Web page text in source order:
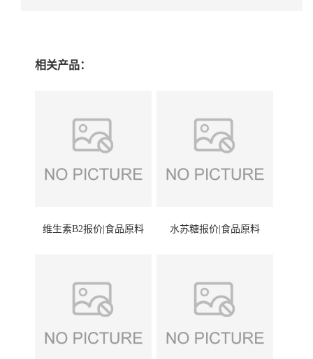
相关产品：
维生素B2报价|食品原料 水苏糖报价|食品原料